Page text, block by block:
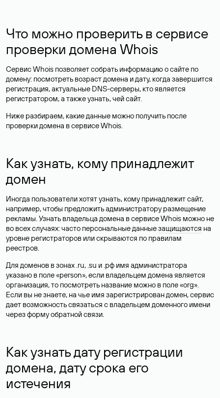
Что можно проверить в сервисе
проверки домена Whois
Сервис Whois позволяет собрать информацию о сайте по
домену: посмотреть возраст домена и дату, когда завершится
регистрация, актуальные DNS-серверы, кто является
регистратором, а также узнать, чей сайт.
Ниже разбираем, какие данные можно получить после
проверки домена в сервисе Whois.
Как узнать, кому принадлежит
домен
Иногда пользователи хотят узнать, кому принадлежит сайт,
например, чтобы предложить администратору размещение
рекламы. Узнать владельца домена в сервисе Whois можно не
во всех случаях: часто персональные данныезащищаются на
уровне регистраторов или скрываются по правилам
реестров.
Для доменов в зонах .ru, .su и .рф имя администратора
указано в поле «person», если владельцем домена является
организация, то посмотреть название можно в поле «org».
Если вы не знаете, на чье имя зарегистрирован домен, сервис
дает возможность связаться с владельцем доменного имени
через форму обратной связи.
Как узнать дату регистрации
домена, дату срока его
истечения